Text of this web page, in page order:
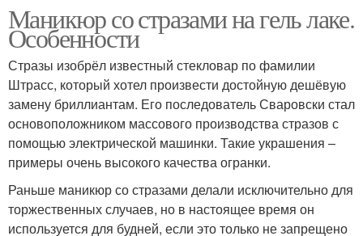
Маникюр со стразами на гель лаке.
Особенности
Стразы изобрёл известный стекловар по фамилии
Штрасс, который хотел произвести достойную дешёвую
замену бриллиантам. Его последователь Сваровски стал
основоположником массового производства стразов с
помощью электрической машинки. Такие украшения –
примеры очень высокого качества огранки.
Раньше маникюр со стразами делали исключительно для
торжественных случаев, но в настоящее время он
используется для будней, если это только не запрещено